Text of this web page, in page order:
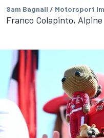
Sam Bagnall / Motorsport
Franco Colapinto, Alpine